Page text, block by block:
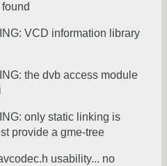
VCD information library
the dvb access module
only static linking is
provide a gme-tree
usability... no